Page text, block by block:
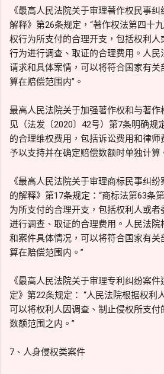
《最高人民法院关于审理著作权民事
解释》第26条规定，“著作权法第四十
权行为所支付的合理开支，包括权利人
行为进行调查、取证的合理费用。人民
请求和具体案情，可以将符合国家有
算在赔偿范围内”。
最高人民法院关于加强著作权和与著作
见（法发〔2020〕42号）第7条明确规
的合理维权费用，包括诉讼费用和律师
予以支持并在确定赔偿数额时单独计算
《最高人民法院关于审理商标民事纠
的解释》第17条规定：“商标法第63条
为所支付的合理开支，包括权利人或
进行调查、取证的合理费用。人民法院
和案件具体情况，可以将符合国家有
算在赔偿范围内。”
《最高人民法院关于审理专利纠纷案
定》第22条规定： “人民法院根据权利
可以将权利人因调查、制止侵权所支
数额范围之内。”
7、人身侵权类案件